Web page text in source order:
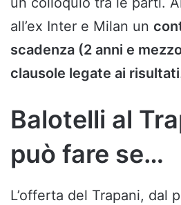
all’ex Inter e Milan un
scadenza (2 anni e
clausole legate ai risultati
Balotelli al
può fare se…
L’offerta del Trapani, dal